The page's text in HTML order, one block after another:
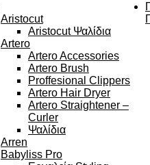
Aristocut
Aristocut Ψαλίδια
Artero
Artero Accessories
Artero Brush
Proffesional Clippers
Artero Hair Dryer
Artero Straightener –
Curler
Ψαλίδια
Arren
Babyliss Pro